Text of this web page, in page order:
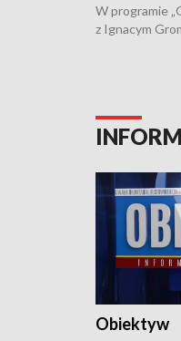
W programie
z Ignacym
Obiektyw